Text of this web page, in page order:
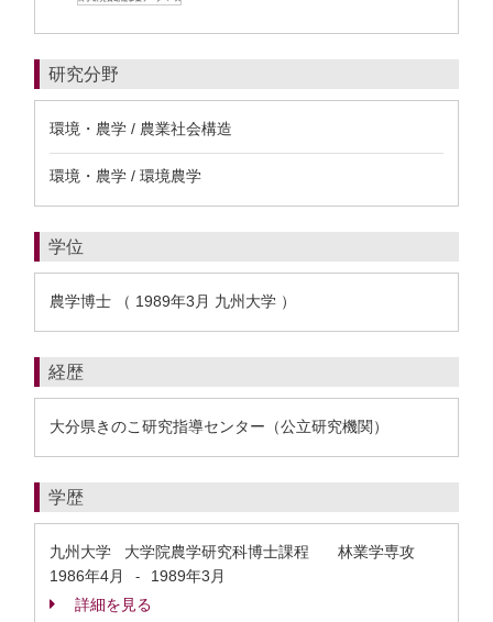
研究分野
環境・農学 / 農業社会構造
環境・農学 / 環境農学
学位
農学博士 （ 1989年3月 九州大学 ）
経歴
大分県きのこ研究指導センター（公立研究機関）
学歴
九州大学 大学院農学研究科博士課程 林業学専攻
1986年4月
-
1989年3月
詳細を見る